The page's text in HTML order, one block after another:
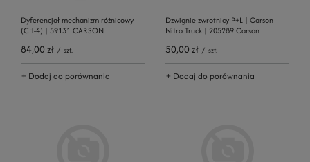
Dyferencjał mechanizm różnicowy
(CH-4) | 59131 CARSON
84,00 zł / szt.
+ Dodaj do porównania
Dzwignie zwrotnicy P+L | Carson
Nitro Truck | 205289 Carson
50,00 zł / szt.
+ Dodaj do porównania